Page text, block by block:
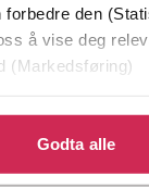
den
å vise deg
(Markedsføring)
for å gi oss ditt
disse
til spesifikke
Godta alle
Å vanne blomster om kvelden